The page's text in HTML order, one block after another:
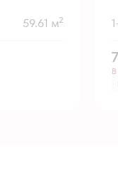
59.61 м2